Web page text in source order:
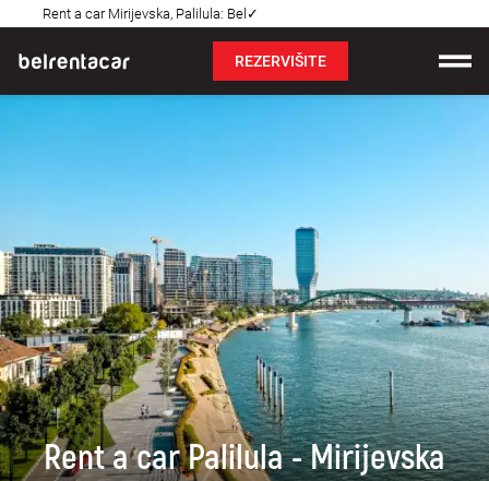
Rent a car Mirijevska, Palilula: Bel✓
REZERVIŠITE
O nama
Najčešća pitanja
Blog
Kontakt
Rent a car Palilula - Mirijevska